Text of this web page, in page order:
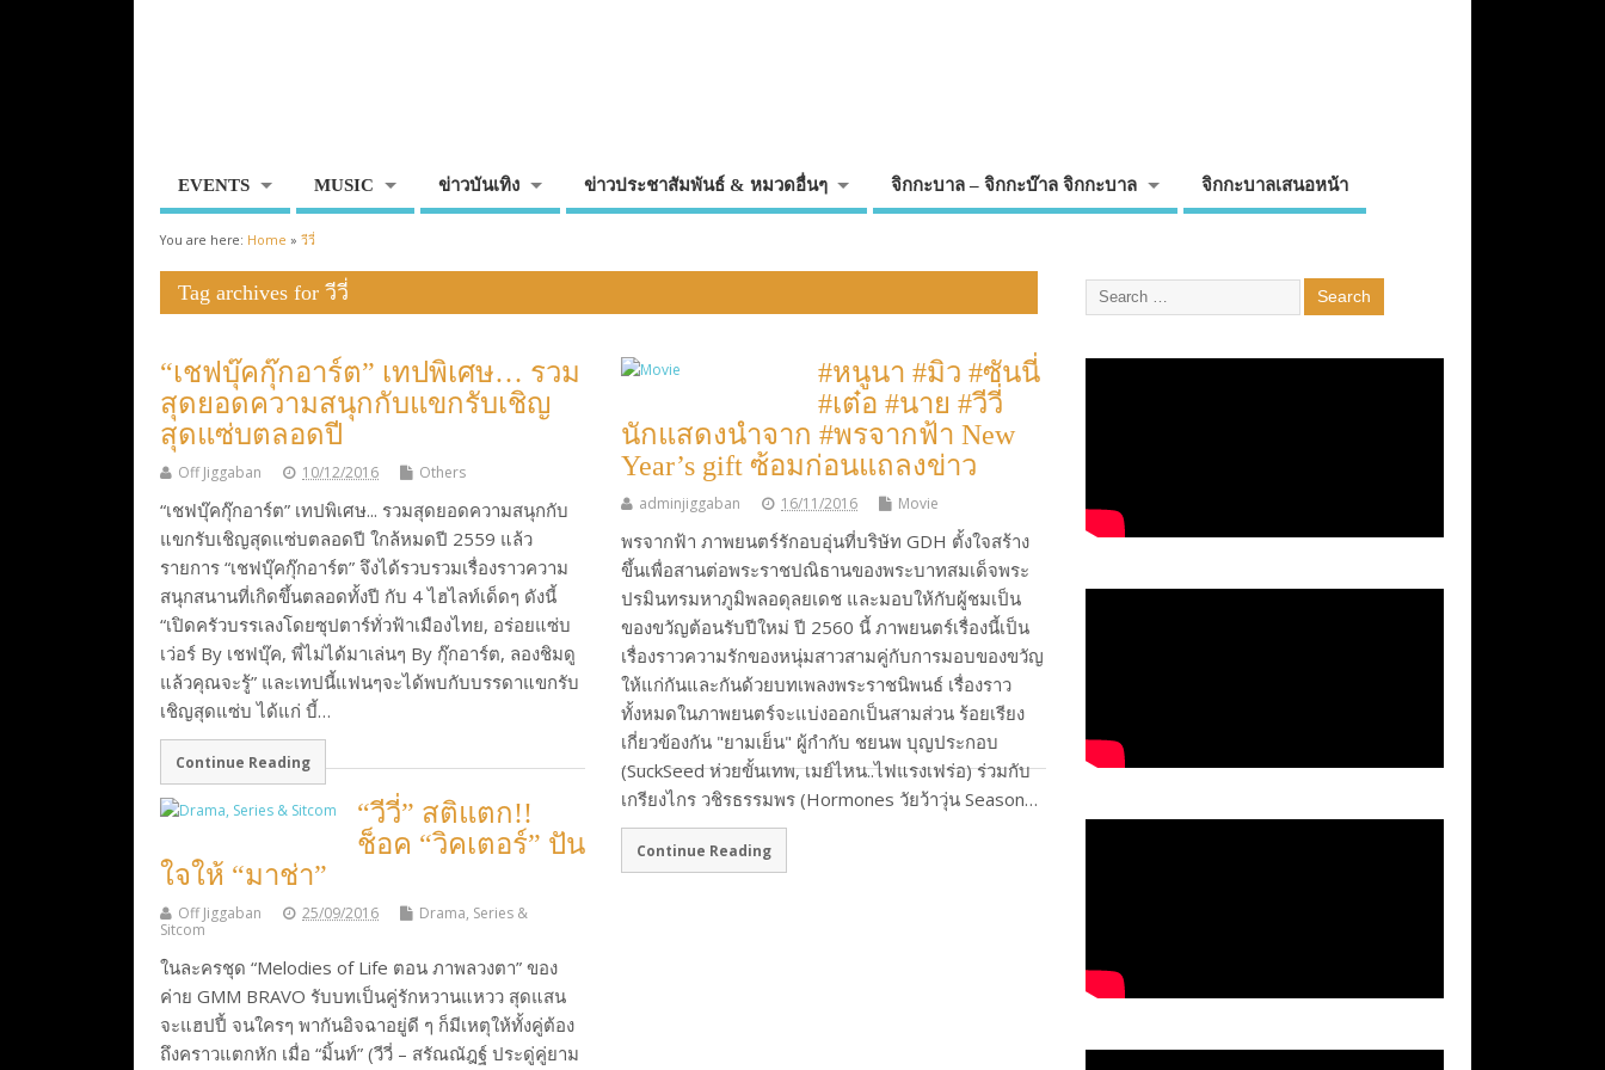
EVENTS MUSIC ข่าวบันเทิง ข่าวประชาสัมพันธ์ & หมวดอื่นๆ จิกกะบาล – จิกกะบ๊าล จิกกะบาล จิกกะบาลเสนอหน้า
You are here: Home »วีวี่
Tag archives for วีวี่
“เชฟบุ๊คกุ๊กอาร์ต” เทปพิเศษ… รวม
สุดยอดความสนุกกับแขกรับเชิญ
สุดแซ่บตลอดปี
Off Jiggaban 10/12/2016 Others
“เชฟบุ๊คกุ๊กอาร์ต” เทปพิเศษ... รวมสุดยอดความสนุกกับ
แขกรับเชิญสุดแซ่บตลอดปี ใกล้หมดปี 2559 แล้ว
รายการ “เชฟบุ๊คกุ๊กอาร์ต” จึงได้รวบรวมเรื่องราวความ
สนุกสนานที่เกิดขึ้นตลอดทั้งปี กับ 4 ไฮไลท์เด็ดๆ ดังนี้
“เปิดครัวบรรเลงโดยซุปตาร์ทั่วฟ้าเมืองไทย, อร่อยแซ่บ
เว่อร์ By เชฟบุ๊ค, พี่ไม่ได้มาเล่นๆ By กุ๊กอาร์ต, ลองชิมดู
แล้วคุณจะรู้” และเทปนี้แฟนๆจะได้พบกับบรรดาแขกรับ
เชิญสุดแซ่บ ได้แก่ บี้…
Continue Reading
#หนูนา #มิว #ซันนี่
#เต๋อ #นาย #วีวี่
นักแสดงนำจาก #พรจากฟ้า New
Year’s gift ซ้อมก่อนแถลงข่าว
adminjiggaban 16/11/2016 Movie
พรจากฟ้า ภาพยนตร์รักอบอุ่นที่บริษัท GDH ตั้งใจสร้าง
ขึ้นเพื่อสานต่อพระราชปณิธานของพระบาทสมเด็จพระ
ปรมินทรมหาภูมิพลอดุลยเดช และมอบให้กับผู้ชมเป็น
ของขวัญต้อนรับปีใหม่ ปี 2560 นี้ ภาพยนตร์เรื่องนี้เป็น
เรื่องราวความรักของหนุ่มสาวสามคู่กับการมอบของขวัญ
ให้แก่กันและกันด้วยบทเพลงพระราชนิพนธ์ เรื่องราว
ทั้งหมดในภาพยนตร์จะแบ่งออกเป็นสามส่วน ร้อยเรียง
เกี่ยวข้องกัน "ยามเย็น" ผู้กำกับ ชยนพ บุญประกอบ
(SuckSeed ห่วยขั้นเทพ, เมย์ไหน..ไฟแรงเฟร่อ) ร่วมกับ
เกรียงไกร วชิรธรรมพร (Hormones วัยว้าวุ่น Season…
Continue Reading
“วีวี่” สติแตก!!
ช็อค “วิคเตอร์” ปัน
ใจให้ “มาช่า”
Off Jiggaban 25/09/2016
Drama, Series &
Sitcom
ในละครชุด “Melodies of Life ตอน ภาพลวงตา” ของ
ค่าย GMM BRAVO รับบทเป็นคู่รักหวานแหวว สุดแสน
จะแฮปปี้ จนใครๆ พากันอิจฉาอยู่ดี ๆ ก็มีเหตุให้ทั้งคู่ต้อง
ถึงคราวแตกหัก เมื่อ “มิ้นท์” (วีวี่ – สรัณณัฎฐ์ ประดู่คู่ยาม